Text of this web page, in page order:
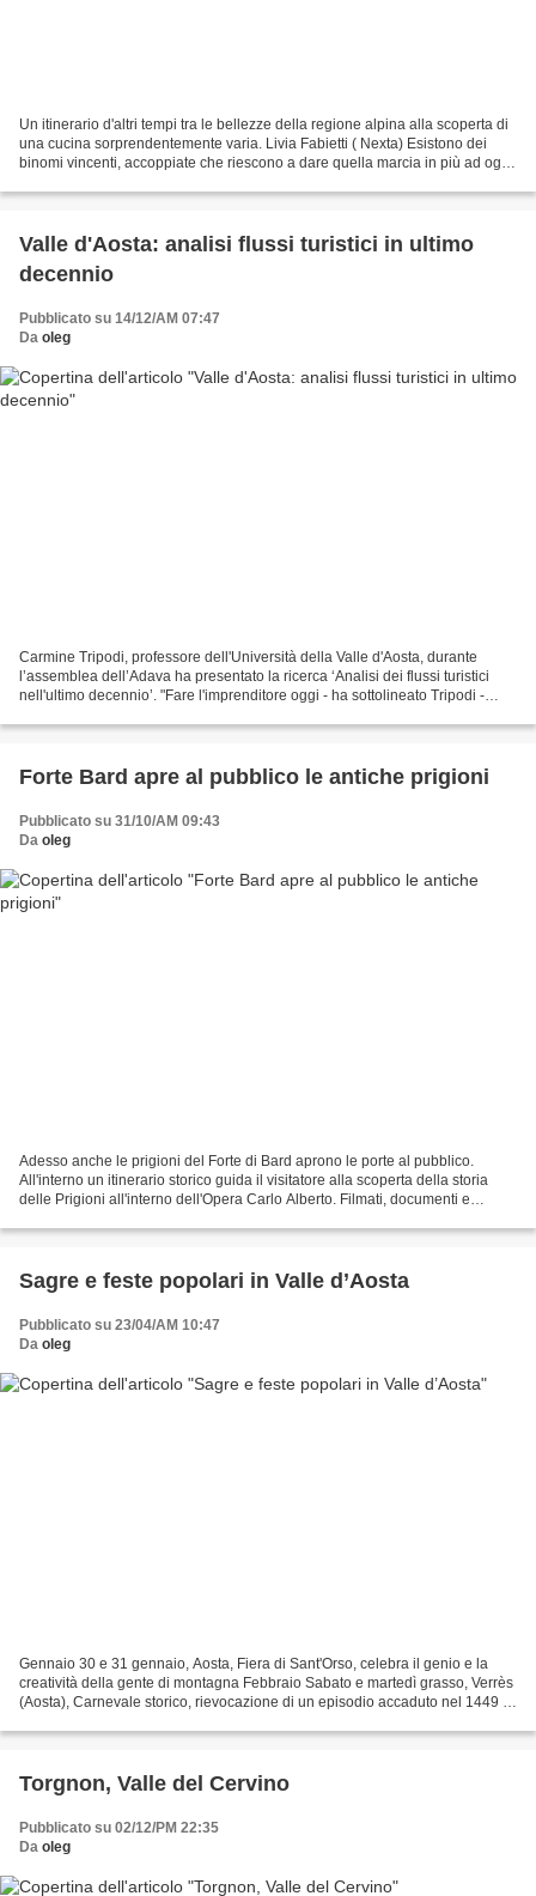
Un itinerario d'altri tempi tra le bellezze della regione alpina alla scoperta di
una cucina sorprendentemente varia. Livia Fabietti ( Nexta) Esistono dei
binomi vincenti, accoppiate che riescono a dare quella marcia in più ad ogni
Valle d'Aosta: analisi flussi turistici in ultimo
decennio
Pubblicato su 14/12/AM 07:47
Da oleg
Carmine Tripodi, professore dell'Università della Valle d'Aosta, durante
l’assemblea dell’Adava ha presentato la ricerca ‘Analisi dei flussi turistici
nell'ultimo decennio’. "Fare l'imprenditore oggi - ha sottolineato Tripodi -
Forte Bard apre al pubblico le antiche prigioni
Pubblicato su 31/10/AM 09:43
Da oleg
Adesso anche le prigioni del Forte di Bard aprono le porte al pubblico.
All'interno un itinerario storico guida il visitatore alla scoperta della storia
delle Prigioni all'interno dell'Opera Carlo Alberto. Filmati, documenti e
Sagre e feste popolari in Valle d’Aosta
Pubblicato su 23/04/AM 10:47
Da oleg
Gennaio 30 e 31 gennaio, Aosta, Fiera di Sant'Orso, celebra il genio e la
creatività della gente di montagna Febbraio Sabato e martedì grasso, Verrès
(Aosta), Carnevale storico, rievocazione di un episodio accaduto nel 1449 e
Torgnon, Valle del Cervino
Pubblicato su 02/12/PM 22:35
Da oleg